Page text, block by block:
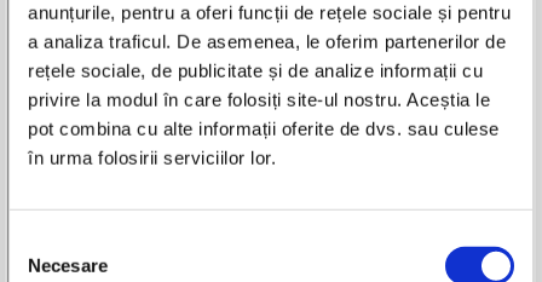
anunțurile, pentru a oferi funcții de rețele sociale și pentru
a analiza traficul. De asemenea, le oferim partenerilor de
rețele sociale, de publicitate și de analize informații cu
privire la modul în care folosiți site-ul nostru. Aceștia le
pot combina cu alte informații oferite de dvs. sau culese
în urma folosirii serviciilor lor.
consimțământului
Necesare
Pret:300,00 Lei
Disponibilitate:
in stoc
- Volumul 3 - Discursuri parlamentare
Adaugă în wishlist